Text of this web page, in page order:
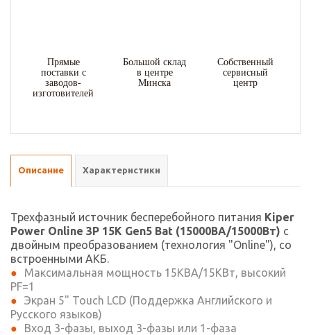
Прямые
поставки с
заводов-
изготовителей
Большой склад
в центре
Минска
Собственный
сервисный
центр
Описание Характеристики
Трехфазный источник бесперебойного питания Kiper
Power Online 3P 15K Gen5 Bat (15000ВА/15000Вт) с
двойным преобразованием (технология "Online"), со
встроенными АКБ.
Максимальная мощность 15КВА/15КВт, высокий
PF=1
Экран 5" Touch LCD (Поддержка Английского и
Русского языков)
Вход 3-фазы, выход 3-фазы или 1-фаза